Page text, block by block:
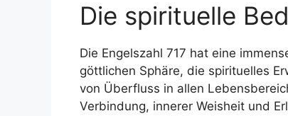
Die spirituelle
Die Engelszahl 717 hat eine
göttlichen Sphäre, die spirituelles
von Überfluss in allen
Verbindung, innerer Weisheit und